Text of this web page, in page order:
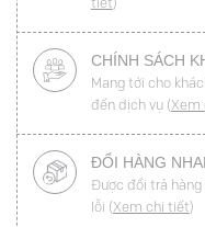
tiết)
CHÍNH SÁCH
Mang tới cho
đến dịch vụ (Xem
ĐỔI HÀNG
Được đổi trả hàng
lỗi (Xem chi tiết)